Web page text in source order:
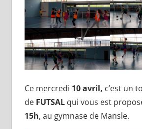
Ce mercredi 10 avril, c’est un
de FUTSAL qui vous est
15h, au gymnase de Mansle.